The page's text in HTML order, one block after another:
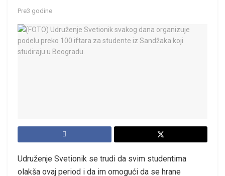
Pre3 godine
Udruženje Svetionik se trudi da svim studentima
olakša ovaj period i da im omogući da se hrane